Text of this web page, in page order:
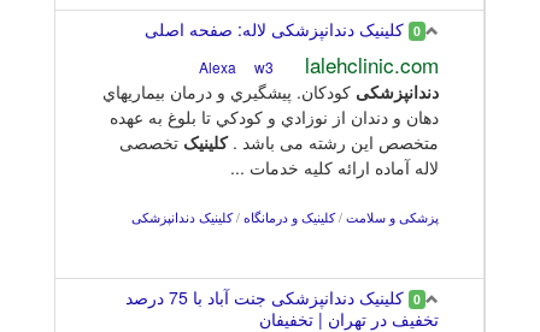
0 کلینیک دندانپزشکی لاله: صفحه اصلی
lalehclinic.com
w3
دندانپزشکی کودکان. پيشگيري و درمان بيماريهاي
دهان و دندان از نوزادي و كودكي تا بلوغ به عهده
متخصص اين رشته می باشد .کلینیک تخصصی
لاله آماده ارائه کلیه خدمات ...
پزشکی و سلامت /کلینیک و درمانگاه /کلینیک دندانپزشکی
0
کلینیک دندانپزشکی جنت آباد با 75 درصد
تخفیف در تهران | تخفیفان